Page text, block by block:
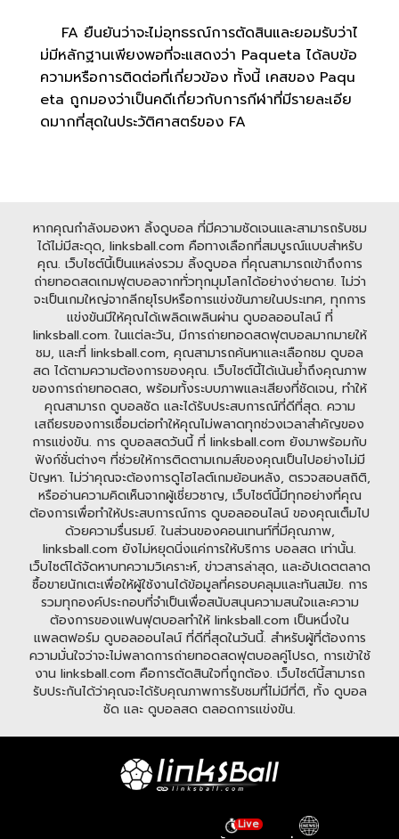
FA ยืนยันว่าจะไม่อุทธรณ์การตัดสินและยอมรับว่าไ
ม่มีหลักฐานเพียงพอที่จะแสดงว่า Paqueta ได้ลบข้อ
ความหรือการติดต่อที่เกี่ยวข้อง ทั้งนี้ เคสของ Paqu
eta ถูกมองว่าเป็นคดีเกี่ยวกับการกีฬาที่มีรายละเอีย
ดมากที่สุดในประวัติศาสตร์ของ FA
หากคุณกำลังมองหา ลิ้งดูบอล ที่มีความชัดเจนและสามารถรับชม
ได้ไม่มีสะดุด, linksball.com คือทางเลือกที่สมบูรณ์แบบสำหรับ
คุณ. เว็บไซต์นี้เป็นแหล่งรวม ลิ้งดูบอล ที่คุณสามารถเข้าถึงการ
ถ่ายทอดสดเกมฟุตบอลจากทั่วทุกมุมโลกได้อย่างง่ายดาย. ไม่ว่า
จะเป็นเกมใหญ่จากลีกยุโรปหรือการแข่งขันภายในประเทศ, ทุกการ
แข่งขันมีให้คุณได้เพลิดเพลินผ่าน ดูบอลออนไลน์ ที่
linksball.com. ในแต่ละวัน, มีการถ่ายทอดสดฟุตบอลมากมายให้
ชม, และที่ linksball.com, คุณสามารถค้นหาและเลือกชม ดูบอล
สด ได้ตามความต้องการของคุณ. เว็บไซต์นี้ได้เน้นย้ำถึงคุณภาพ
ของการถ่ายทอดสด, พร้อมทั้งระบบภาพและเสียงที่ชัดเจน, ทำให้
คุณสามารถ ดูบอลชัด และได้รับประสบการณ์ที่ดีที่สุด. ความ
เสถียรของการเชื่อมต่อทำให้คุณไม่พลาดทุกช่วงเวลาสำคัญของ
การแข่งขัน. การ ดูบอลสดวันนี้ ที่ linksball.com ยังมาพร้อมกับ
ฟังก์ชั่นต่างๆ ที่ช่วยให้การติดตามเกมส์ของคุณเป็นไปอย่างไม่มี
ปัญหา. ไม่ว่าคุณจะต้องการดูไฮไลต์เกมย้อนหลัง, ตรวจสอบสถิติ,
หรืออ่านความคิดเห็นจากผู้เชี่ยวชาญ, เว็บไซต์นี้มีทุกอย่างที่คุณ
ต้องการเพื่อทำให้ประสบการณ์การ ดูบอลออนไลน์ ของคุณเต็มไป
ด้วยความรื่นรมย์. ในส่วนของคอนเทนท์ที่มีคุณภาพ,
linksball.com ยังไม่หยุดนิ่งแค่การให้บริการ บอลสด เท่านั้น.
เว็บไซต์ได้จัดหาบทความวิเคราะห์, ข่าวสารล่าสุด, และอัปเดตตลาด
ซื้อขายนักเตะเพื่อให้ผู้ใช้งานได้ข้อมูลที่ครอบคลุมและทันสมัย. การ
รวมทุกองค์ประกอบที่จำเป็นเพื่อสนับสนุนความสนใจและความ
ต้องการของแฟนฟุตบอลทำให้ linksball.com เป็นหนึ่งใน
แพลตฟอร์ม ดูบอลออนไลน์ ที่ดีที่สุดในวันนี้. สำหรับผู้ที่ต้องการ
ความมั่นใจว่าจะไม่พลาดการถ่ายทอดสดฟุตบอลคู่โปรด, การเข้าใช้
งาน linksball.com คือการตัดสินใจที่ถูกต้อง. เว็บไซต์นี้สามารถ
รับประกันได้ว่าคุณจะได้รับคุณภาพการรับชมที่ไม่มีที่ติ, ทั้ง ดูบอล
ชัด และ ดูบอลสด ตลอดการแข่งขัน.
Live